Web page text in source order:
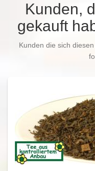
Kunden,
gekauft
Kunden die sich